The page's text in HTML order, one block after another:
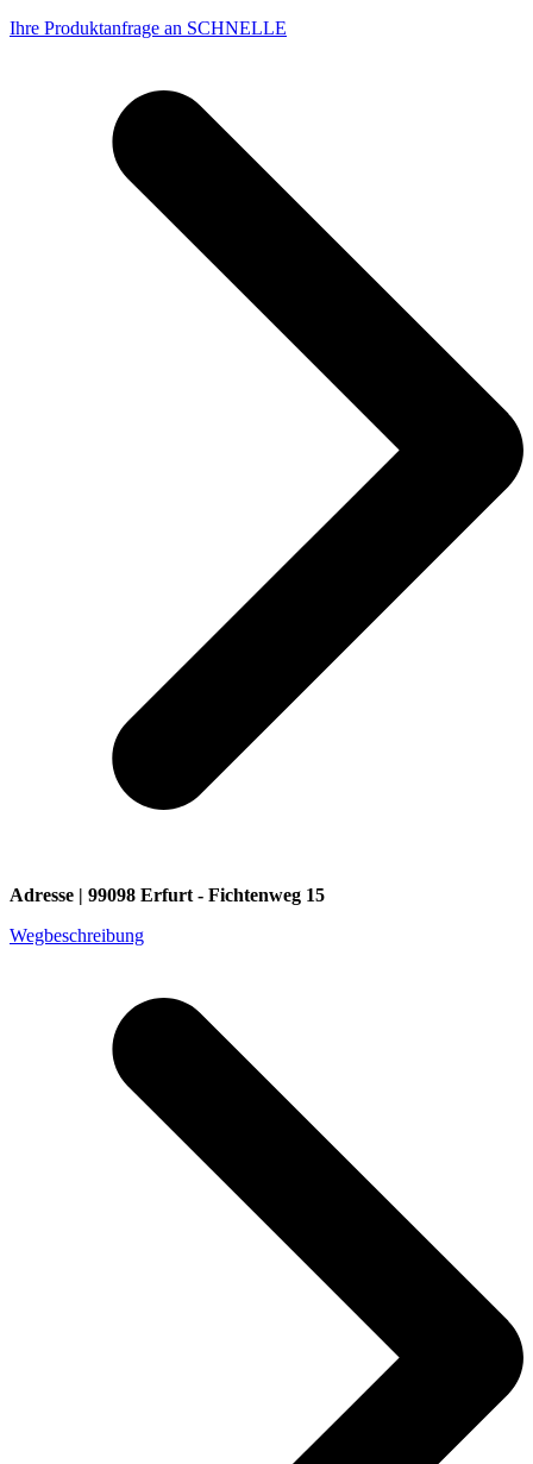
Ihre Produktanfrage an SCHNELLE
Adresse | 99098 Erfurt - Fichtenweg 15
Wegbeschreibung